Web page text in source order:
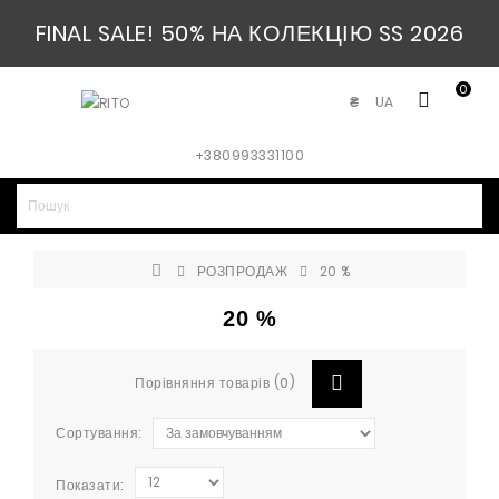
FINAL SALE! 50% НА КОЛЕКЦІЮ SS 2026
0
UA
₴
+380993331100
РОЗПРОДАЖ 20 %
20 %
Порівняння товарів (0)
Сортування:
Показати: